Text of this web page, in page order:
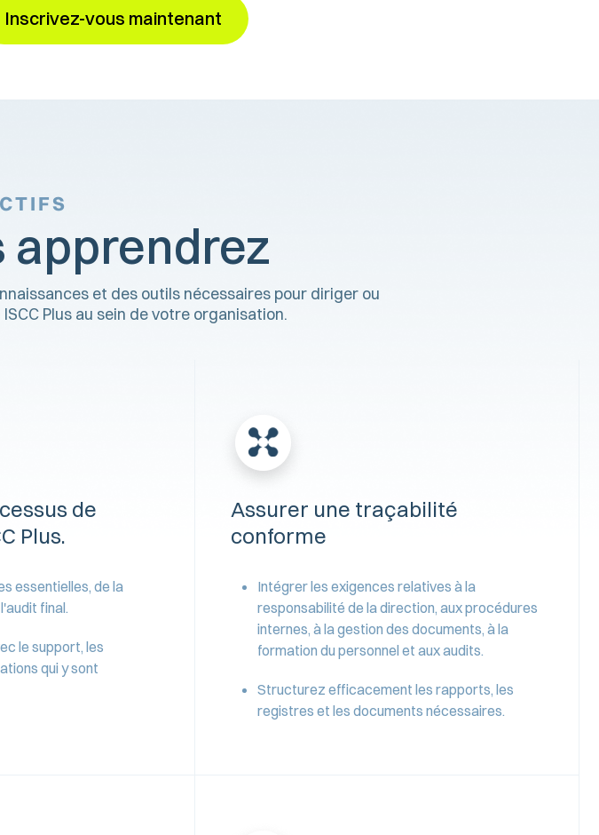
Inscrivez-vous maintenant
apprendrez
et des outils nécessaires pour diriger ou
Plus au sein de votre organisation.
de
Plus.
essentielles, de la
final.
le support, les
qui y sont
Assurer une traçabilité
conforme
Intégrer les exigences relatives à la
responsabilité de la direction, aux procédures
internes, à la gestion des documents, à la
formation du personnel et aux audits.
Structurez efficacement les rapports, les
registres et les documents nécessaires.